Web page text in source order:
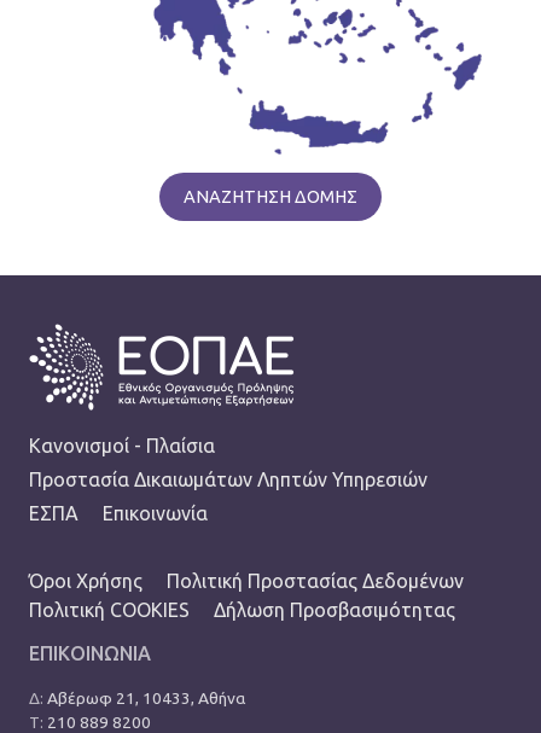
ΑΝΑΖΗΤΗΣΗ ΔΟΜΗΣ
FOOTER
Κανονισμοί - Πλαίσια
Προστασία Δικαιωμάτων Ληπτών Υπηρεσιών
ΕΣΠΑ
Επικοινωνία
TERMS MENU
Όροι Χρήσης
Πολιτική Προστασίας Δεδομένων
Πολιτική COOKIES
Δήλωση Προσβασιμότητας
ΕΠΙΚΟΙΝΩΝΙΑ
Δ: Αβέρωφ 21, 10433, Αθήνα
Τ: 210 889 8200